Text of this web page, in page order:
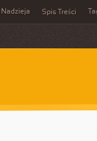
Nadzieja Spis Treści